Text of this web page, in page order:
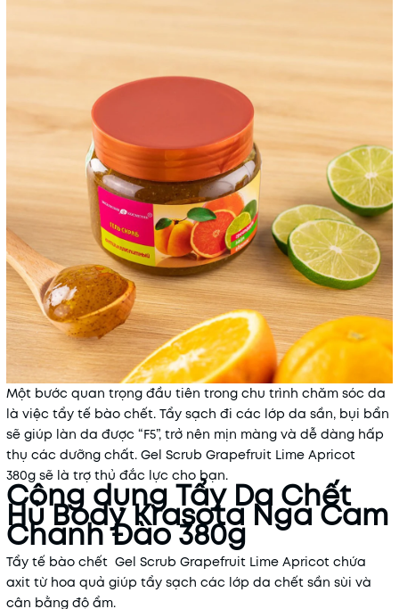
Một bước quan trọng đầu tiên trong chu trình chăm sóc da
là việc tẩy tế bào chết. Tẩy sạch đi các lớp da sần, bụi bẩn
sẽ giúp làn da được “F5”, trở nên mịn màng và dễ dàng hấp
thụ các dưỡng chất. Gel Scrub Grapefruit Lime Apricot
380g sẽ là trợ thủ đắc lực cho bạn.
Công dụng Tẩy Da Chết
Hủ Body Krasota Nga Cam
Chanh Đào 380g
Tẩy tế bào chết Gel Scrub Grapefruit Lime Apricot chứa
axit từ hoa quả giúp tẩy sạch các lớp da chết sần sùi và
cân bằng độ ẩm.